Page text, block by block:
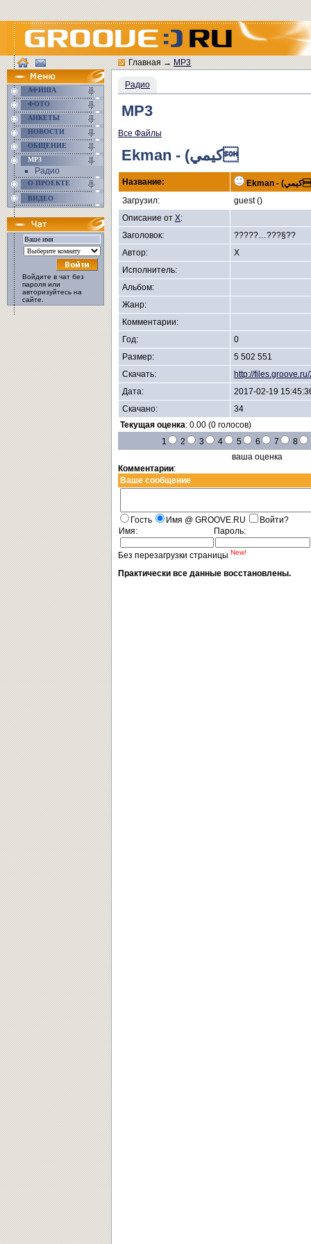
АФИША
ФОТО
АНКЕТЫ
НОВОСТИ
ОБЩЕНИЕ
MP3
Радио
О ПРОЕКТЕ
ВИДЕО
Войдите в чат без
пароля или
авторизуйтесь на
сайте.
Главная→MP3
Радио
MP3
Все Файлы
Ekman - (كيمي
Название:
Ekman - (كيمي
Загрузил:
guest ()
Описание от X:
Заголовок:
?????…???§??
Автор:
X
Исполнитель:
Альбом:
Жанр:
Комментарии:
Год:
0
Размер:
5 502 551
Скачать:
http://
Дата:
2017-02-19
Скачано:
34
Текущая оценка: 0.00 (0 голосов)
1
2 3 4 5 6 7 8
ваша оценка
Комментарии:
Ваше сообщение
Гость Имя @ GROOVE.RU
Войти?
Имя:
Пароль:
Без перезагрузки страницы New!
Практически все данные восстановлены.